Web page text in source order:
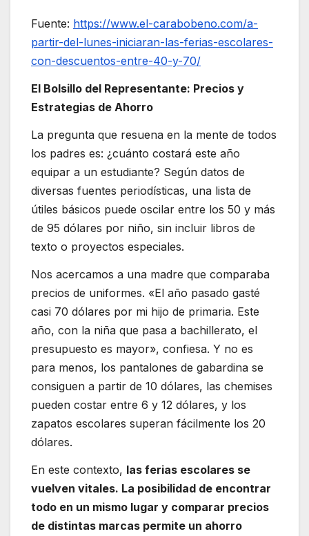
Fuente: https://www.el-carabobeno.com/a-
partir-del-lunes-iniciaran-las-ferias-escolares-
con-descuentos-entre-40-y-70/
El Bolsillo del Representante: Precios y
Estrategias de Ahorro
La pregunta que resuena en la mente de todos
los padres es: ¿cuánto costará este año
equipar a un estudiante? Según datos de
diversas fuentes periodísticas, una lista de
útiles básicos puede oscilar entre los 50 y más
de 95 dólares por niño, sin incluir libros de
texto o proyectos especiales.
Nos acercamos a una madre que comparaba
precios de uniformes. «El año pasado gasté
casi 70 dólares por mi hijo de primaria. Este
año, con la niña que pasa a bachillerato, el
presupuesto es mayor», confiesa. Y no es
para menos, los pantalones de gabardina se
consiguen a partir de 10 dólares, las chemises
pueden costar entre 6 y 12 dólares, y los
zapatos escolares superan fácilmente los 20
dólares.
En este contexto, las ferias escolares se
vuelven vitales. La posibilidad de encontrar
todo en un mismo lugar y comparar precios
de distintas marcas permite un ahorro